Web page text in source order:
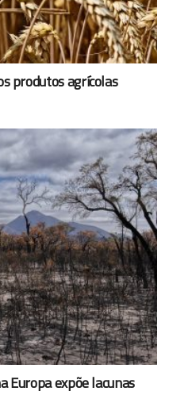
produtos agrícolas
Europa expõe lacunas